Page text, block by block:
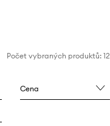
Počet vybraných produktů: 12
Cena